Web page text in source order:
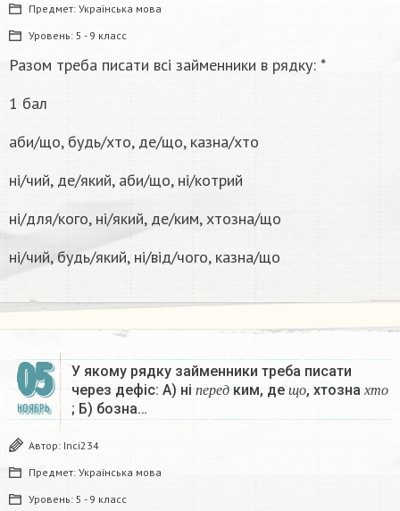
Предмет: Українська мова
Уровень: 5 - 9 класс
Разом треба писати всі займенники в рядку: *
1 бал
аби/що, будь/хто, де/що, казна/хто
ні/чий, де/який, аби/що, ні/котрий
ні/для/кого, ні/який, де/ким, хтозна/що
ні/чий, будь/який, ні/від/чого, казна/що​
05
НОЯБРЬ
У якому рядку займенники треба писати
через дефіс: А) ніпе р е д
еким, дещ о , хтознахт о
; Б) бозна…
Автор: Inci234
Предмет: Українська мова
Уровень: 5 - 9 класс